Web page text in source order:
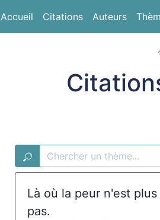
Accueil Citations Auteurs
Là où la peur n'est
pas.